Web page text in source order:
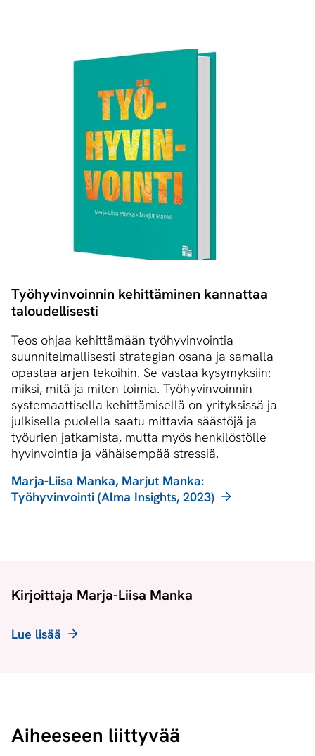
Työhyvinvoinnin kehittäminen kannattaa
taloudellisesti
Teos ohjaa kehittämään työhyvinvointia
suunnitelmallisesti strategian osana ja samalla
opastaa arjen tekoihin. Se vastaa kysymyksiin:
miksi, mitä ja miten toimia. Työhyvinvoinnin
systemaattisella kehittämisellä on yrityksissä ja
julkisella puolella saatu mittavia säästöjä ja
työurien jatkamista, mutta myös henkilöstölle
hyvinvointia ja vähäisempää stressiä.
Marja-Liisa Manka, Marjut Manka:
Työhyvinvointi (Alma Insights, 2023)
Kirjoittaja Marja-Liisa Manka
Lue lisää
Aiheeseen liittyvää